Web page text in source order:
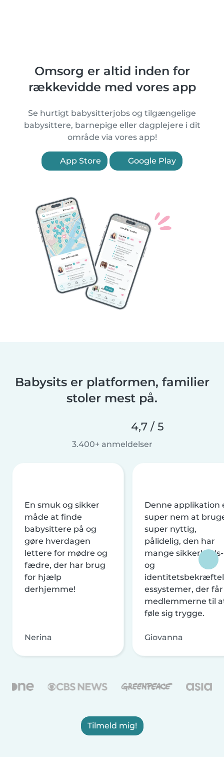
Omsorg er altid inden for
rækkevidde med vores app
Se hurtigt babysitterjobs og tilgængelige
babysittere, barnepige eller dagplejere i dit
område via vores app!
App Store Google Play
Babysits er platformen, familier
stoler mest på.
4,7 / 5
3.400+ anmeldelser
En smuk og sikker
måde at finde
babysittere på og
gøre hverdagen
lettere for mødre og
fædre, der har brug
for hjælp
derhjemme!
Nerina
Denne applikation
super nem at
super nyttig,
pålidelig, den har
mange sikkerheds-
og
essystemer, der får
medlemmerne til
føle sig trygge.
Giovanna
Tilmeld mig!